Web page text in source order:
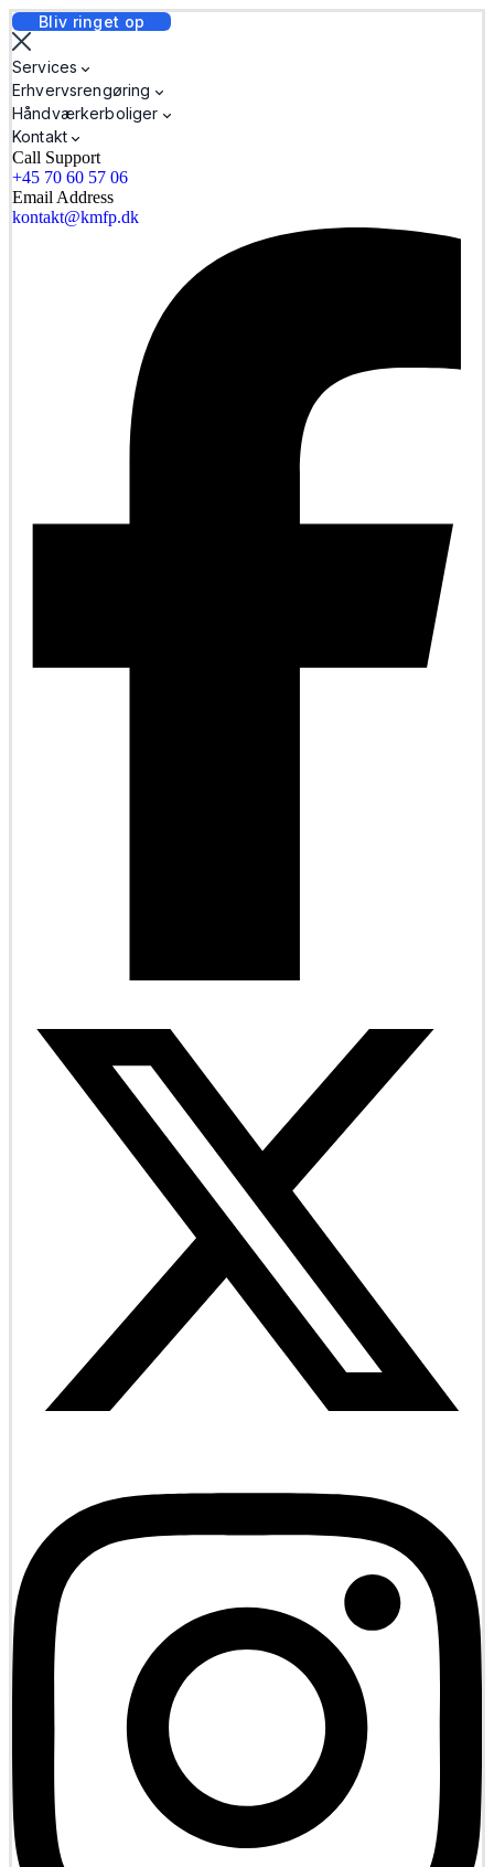
Bliv ringet op
Services
Erhvervsrengøring
Håndværkerboliger
Kontakt
Call Support
+45 70 60 57 06
Email Address
kontakt@kmfp.dk